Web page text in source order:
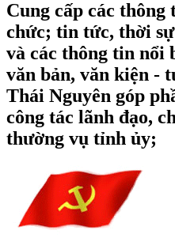
Cung cấp các thông
chức; tin tức, thời
và các thông tin nổi
văn bản, văn kiện -
Thái Nguyên góp
công tác lãnh đạo,
thường vụ tỉnh ủy;